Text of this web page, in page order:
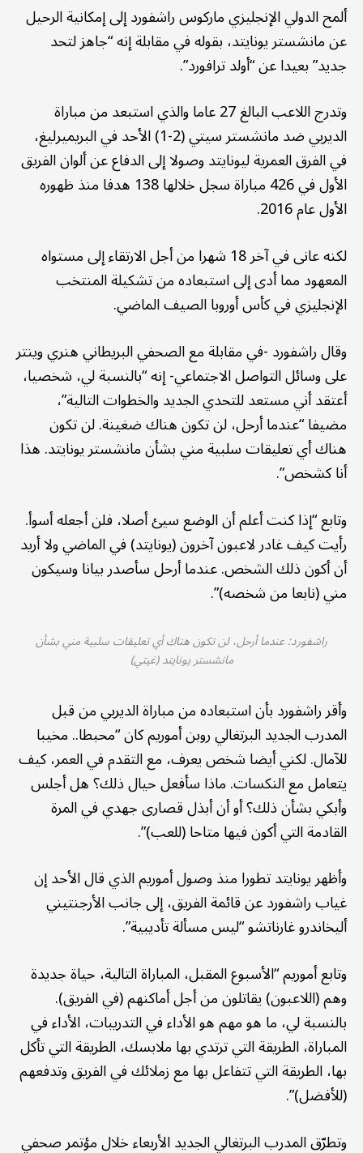
ألمح الدولي الإنجليزي ماركوس راشفورد إلى إمكانية الرحيل
عن مانشستر يونايتد، بقوله في مقابلة إنه “جاهز لتحد
جديد” بعيدا عن “أولد ترافورد”.
وتدرج اللاعب البالغ 27 عاما والذي استبعد من مباراة
الديربي ضد مانشستر سيتي (2-1) الأحد في البريميرليغ،
في الفرق العمرية ليونايتد وصولا إلى الدفاع عن ألوان الفريق
الأول في 426 مباراة سجل خلالها 138 هدفا منذ ظهوره
الأول عام 2016.
لكنه عانى في آخر 18 شهرا من أجل الارتقاء إلى مستواه
المعهود مما أدى إلى استبعاده من تشكيلة المنتخب
الإنجليزي في كأس أوروبا الصيف الماضي.
وقال راشفورد -في مقابلة مع الصحفي البريطاني هنري وينتر
على وسائل التواصل الاجتماعي- إنه “بالنسبة لي، شخصيا،
أعتقد أني مستعد للتحدي الجديد والخطوات التالية”،
مضيفا “عندما أرحل، لن تكون هناك ضغينة. لن تكون
هناك أي تعليقات سلبية مني بشأن مانشستر يونايتد. هذا
أنا كشخص”.
وتابع “إذا كنت أعلم أن الوضع سيئ أصلا، فلن أجعله أسوأ.
رأيت كيف غادر لاعبون آخرون (يونايتد) في الماضي ولا أريد
أن أكون ذلك الشخص. عندما أرحل سأصدر بيانا وسيكون
مني (نابعا من شخصه)”.
راشفورد: عندما أرحل، لن تكون هناك أي تعليقات سلبية مني بشأن
مانشستر يونايتد (غيتي)
وأقر راشفورد بأن استبعاده من مباراة الديربي من قبل
المدرب الجديد البرتغالي روبن أموريم كان “محبطا.. مخيبا
للآمال. لكني أيضا شخص يعرف، مع التقدم في العمر، كيف
يتعامل مع النكسات. ماذا سأفعل حيال ذلك؟ هل أجلس
وأبكي بشأن ذلك؟ أو أن أبذل قصارى جهدي في المرة
القادمة التي أكون فيها متاحا (للعب)”.
وأظهر يونايتد تطورا منذ وصول أموريم الذي قال الأحد إن
غياب راشفورد عن قائمة الفريق، إلى جانب الأرجنتيني
أليخاندرو غارناتشو “ليس مسألة تأديبية”.
وتابع أموريم “الأسبوع المقبل، المباراة التالية، حياة جديدة
وهم (اللاعبون) يقاتلون من أجل أماكنهم (في الفريق).
بالنسبة لي، ما هو مهم هو الأداء في التدريبات، الأداء في
المباراة، الطريقة التي ترتدي بها ملابسك، الطريقة التي تأكل
بها، الطريقة التي تتفاعل بها مع زملائك في الفريق وتدفعهم
(للأفضل)”.
وتطرّق المدرب البرتغالي الجديد الأربعاء خلال مؤتمر صحفي